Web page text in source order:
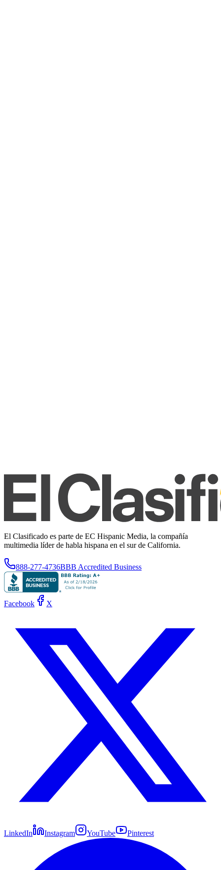
El Clasificado es parte de EC Hispanic Media, la compañía
multimedia líder de habla hispana en el sur de California.
888-277-4736BBB Accredited Business
Facebook X
LinkedIn Instagram YouTube Pinterest